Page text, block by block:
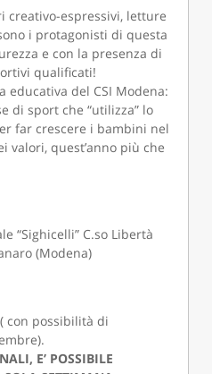
creativo-espressivi, letture
i protagonisti di questa
e con la presenza di
qualificati!
educativa del CSI Modena:
di sport che “utilizza” lo
far crescere i bambini nel
valori, quest’anno più che
“Sighicelli” C.so Libertà
(Modena)
con possibilità di
E’ POSSIBILE